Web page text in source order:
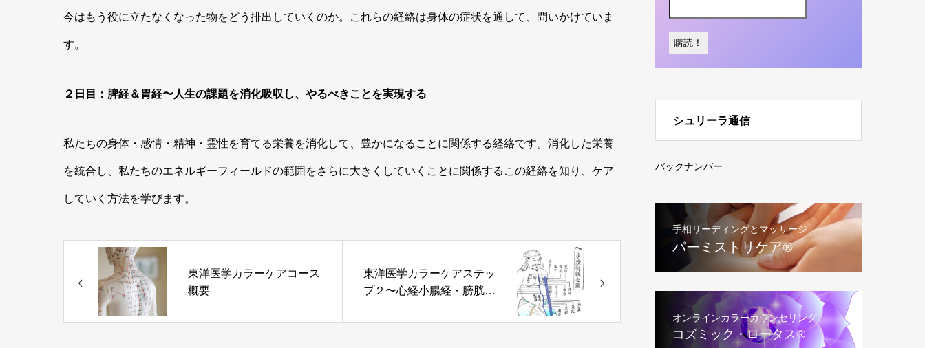
今はもう役に立たなくなった物をどう排出していくのか。これらの経絡は身体の症状を通して、問いかけていま
す。
２日目：脾経＆胃経〜人生の課題を消化吸収し、やるべきことを実現する
私たちの身体・感情・精神・霊性を育てる栄養を消化して、豊かになることに関係する経絡です。消化した栄養
を統合し、私たちのエネルギーフィールドの範囲をさらに大きくしていくことに関係するこの経絡を知り、ケア
していく方法を学びます。
東洋医学カラーケアコース
概要
東洋医学カラーケアステッ
プ２〜心経小腸経・膀胱経
シュリーラ通信
バックナンバー
手相リーディングとマッサージ
パーミストリケア®︎
オンラインカラーカウンセリング
コズミック・ロータス®︎